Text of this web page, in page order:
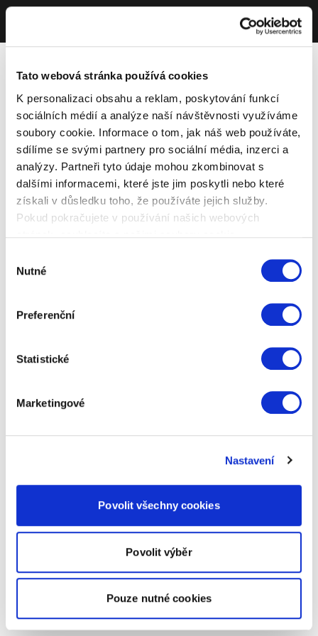
Tato webová stránka používá cookies
K personalizaci obsahu a reklam, poskytování funkcí
sociálních médií a analýze naší návštěvnosti využíváme
soubory cookie. Informace o tom, jak náš web používáte,
sdílíme se svými partnery pro sociální média, inzerci a
analýzy. Partneři tyto údaje mohou zkombinovat s
dalšími informacemi, které jste jim poskytli nebo které
získali v důsledku toho, že používáte jejich služby.
Pokud pokračujete v používání našich webových
souhlasu
Nutné
Preferenční
Statistické
Marketingové
Nastavení
Povolit všechny cookies
Povolit výběr
Pouze nutné cookies